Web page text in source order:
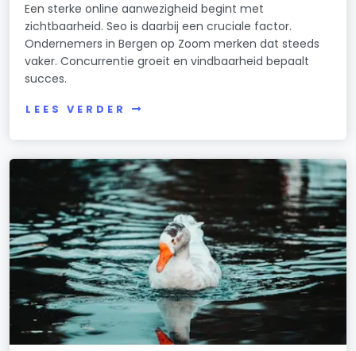
Een sterke online aanwezigheid begint met
zichtbaarheid. Seo is daarbij een cruciale factor.
Ondernemers in Bergen op Zoom merken dat steeds
vaker. Concurrentie groeit en vindbaarheid bepaalt
succes.
LEES VERDER